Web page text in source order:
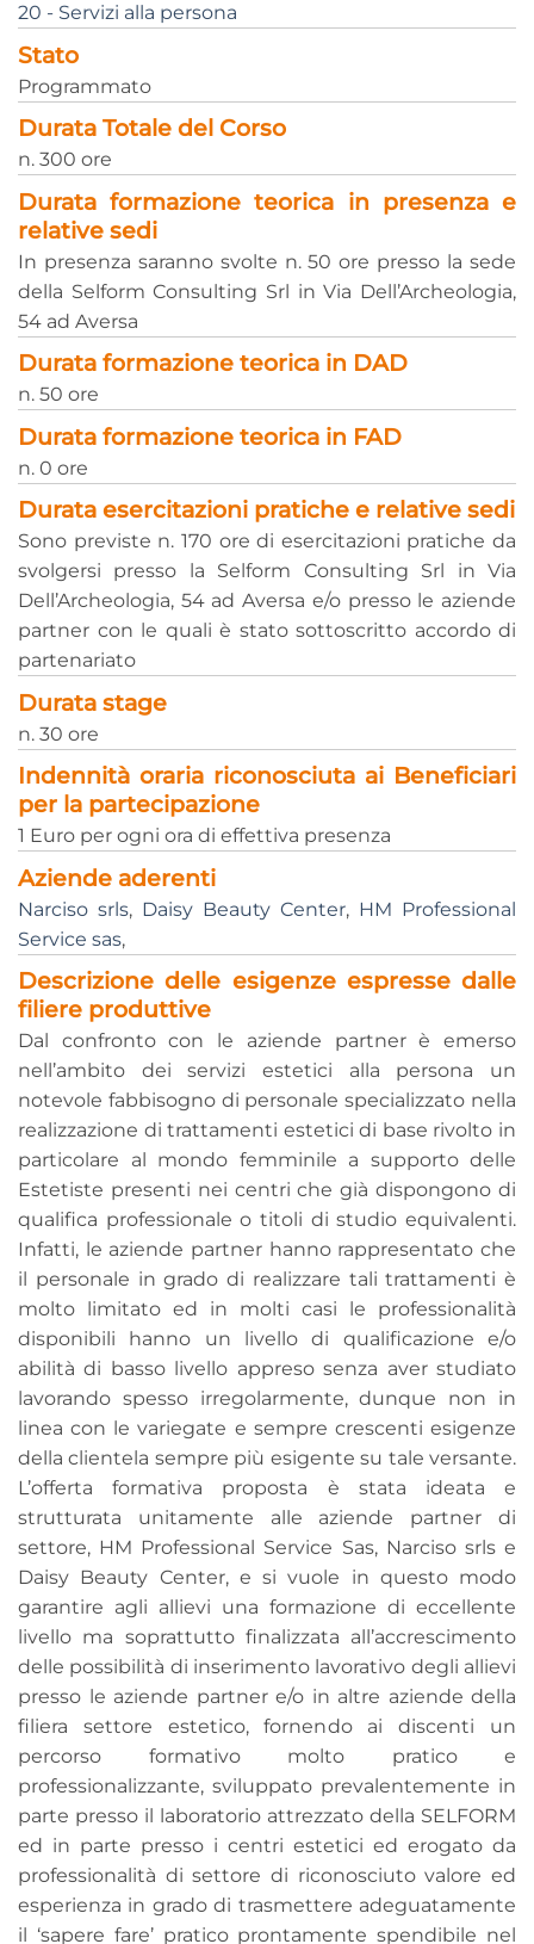
20 - Servizi alla persona
Stato
Programmato
Durata Totale del Corso
n. 300 ore
Durata formazione teorica in presenza e
relative sedi
In presenza saranno svolte n. 50 ore presso la sede
della Selform Consulting Srl in Via Dell’Archeologia,
54 ad Aversa
Durata formazione teorica in DAD
n. 50 ore
Durata formazione teorica in FAD
n. 0 ore
Durata esercitazioni pratiche e relative sedi
Sono previste n. 170 ore di esercitazioni pratiche da
svolgersi presso la Selform Consulting Srl in Via
Dell’Archeologia, 54 ad Aversa e/o presso le aziende
partner con le quali è stato sottoscritto accordo di
partenariato
Durata stage
n. 30 ore
Indennità oraria riconosciuta ai Beneficiari
per la partecipazione
1 Euro per ogni ora di effettiva presenza
Aziende aderenti
Narciso srls, Daisy Beauty Center, HM Professional
Service sas,
Descrizione delle esigenze espresse dalle
filiere produttive
Dal confronto con le aziende partner è emerso
nell’ambito dei servizi estetici alla persona un
notevole fabbisogno di personale specializzato nella
realizzazione di trattamenti estetici di base rivolto in
particolare al mondo femminile a supporto delle
Estetiste presenti nei centri che già dispongono di
qualifica professionale o titoli di studio equivalenti.
Infatti, le aziende partner hanno rappresentato che
il personale in grado di realizzare tali trattamenti è
molto limitato ed in molti casi le professionalità
disponibili hanno un livello di qualificazione e/o
abilità di basso livello appreso senza aver studiato
lavorando spesso irregolarmente, dunque non in
linea con le variegate e sempre crescenti esigenze
della clientela sempre più esigente su tale versante.
L’offerta formativa proposta è stata ideata e
strutturata unitamente alle aziende partner di
settore, HM Professional Service Sas, Narciso srls e
Daisy Beauty Center, e si vuole in questo modo
garantire agli allievi una formazione di eccellente
livello ma soprattutto finalizzata all’accrescimento
delle possibilità di inserimento lavorativo degli allievi
presso le aziende partner e/o in altre aziende della
filiera settore estetico, fornendo ai discenti un
percorso formativo molto pratico e
professionalizzante, sviluppato prevalentemente in
parte presso il laboratorio attrezzato della SELFORM
ed in parte presso i centri estetici ed erogato da
professionalità di settore di riconosciuto valore ed
esperienza in grado di trasmettere adeguatamente
il ‘sapere fare’ pratico prontamente spendibile nel